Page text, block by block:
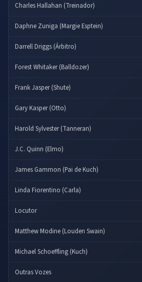
Charles Hallahan (Treinador)
Daphne Zuniga (Margie Esptein)
Darrell Driggs (Árbitro)
Forest Whitaker (Balldozer)
Frank Jasper (Shute)
Gary Kasper (Otto)
Harold Sylvester (Tanneran)
J.C. Quinn (Elmo)
James Gammon (Pai de Kuch)
Linda Fiorentino (Carla)
Locutor
Matthew Modine (Louden Swain)
Michael Schoeffling (Kuch)
Outras Vozes